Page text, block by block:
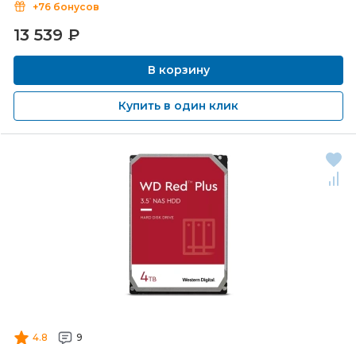
+76 бонусов
13 539 ₽
В корзину
Купить в один клик
4.8 9